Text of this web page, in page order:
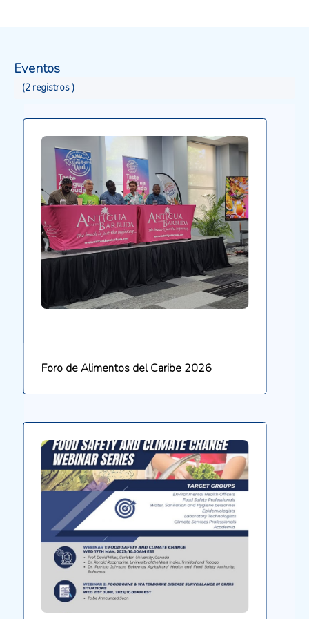
espaciales e información relacionada con
indicadores ambientales.
Eventos
(2 registros )
Foro de Alimentos del Caribe 2026